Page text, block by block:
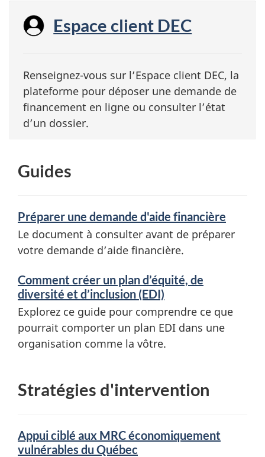
Espace client DEC
Renseignez-vous sur l’Espace client DEC, la
plateforme pour déposer une demande de
financement en ligne ou consulter l’état
d’un dossier.
Guides
Préparer une demande d'aide financière
Le document à consulter avant de préparer
votre demande d’aide financière.
Comment créer un plan d’équité, de
diversité et d’inclusion (EDI)
Explorez ce guide pour comprendre ce que
pourrait comporter un plan EDI dans une
organisation comme la vôtre.
Stratégies d'intervention
Appui ciblé aux MRC économiquement
vulnérables du Québec